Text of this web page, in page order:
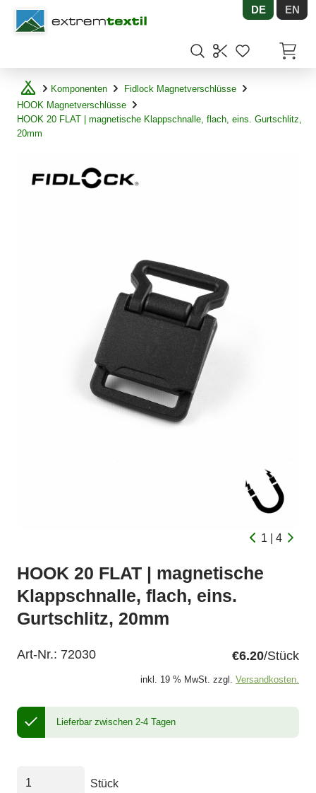
Shopware DE EN
Komponenten
Fidlock Magnetverschlüsse
HOOK Magnetverschlüsse
HOOK 20 FLAT | magnetische Klappschnalle, flach, eins. Gurtschlitz,
20mm
1 | 4
HOOK 20 FLAT | magnetische
Klappschnalle, flach, eins.
Gurtschlitz, 20mm
Art-Nr.: 72030 €6.20/Stück
inkl. 19 % MwSt. zzgl. Versandkosten.
Lieferbar zwischen 2-4 Tagen
Stück